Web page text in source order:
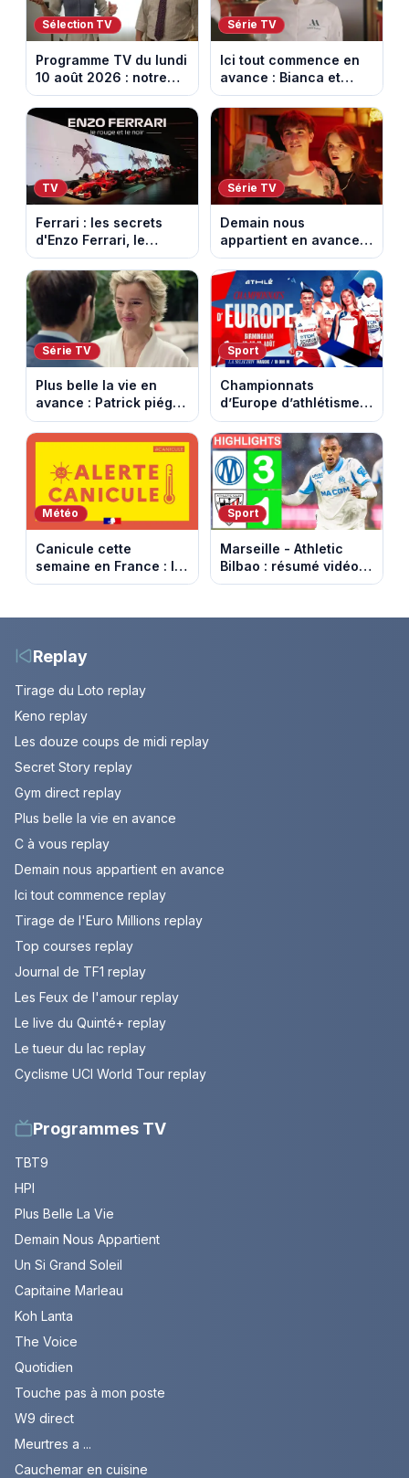
Sélection TV
Programme TV du lundi
10 août 2026 : notre
sélection pour votre
soirée télé
Série TV
Ici tout commence en
avance : Bianca et
Loup s’embrassent.
Episode du 11 août
2026 (spoiler)
TV
Ferrari : les secrets
d'Enzo Ferrari, le
fondateur de la
marque mythique au
cheval cabré
Série TV
Demain nous
appartient en avance :
Alex face à un choix
décisif. Episode du 11
août 2026.
Série TV
Plus belle la vie en
avance : Patrick piégé
par la DGSE. Episode
du 11 août 2026
Sport
Championnats
d’Europe d’athlétisme
2026 : le programme
complet à Birmingham
sur France Télévisions
Météo
Canicule cette
semaine en France : le
pic de chaleur attendu
Sport
Marseille - Athletic
Bilbao : résumé vidéo
du match amical au
août 2026)
Replay
Tirage du Loto replay
Keno replay
Les douze coups de midi replay
Secret Story replay
Gym direct replay
Plus belle la vie en avance
C à vous replay
Demain nous appartient en avance
Ici tout commence replay
Tirage de l'Euro Millions replay
Top courses replay
Journal de TF1 replay
Les Feux de l'amour replay
Le live du Quinté+ replay
Le tueur du lac replay
Cyclisme UCI World Tour replay
Programmes TV
TBT9
HPI
Plus Belle La Vie
Demain Nous Appartient
Un Si Grand Soleil
Capitaine Marleau
Koh Lanta
The Voice
Quotidien
Touche pas à mon poste
W9 direct
Meurtres a ...
Cauchemar en cuisine